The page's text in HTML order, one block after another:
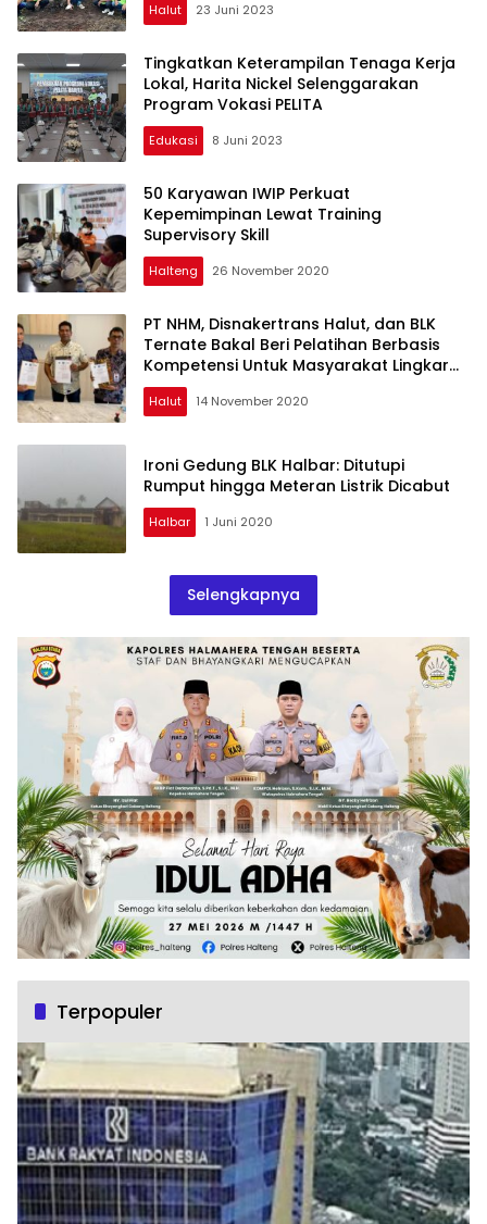
Halut 23 Juni 2023
Tingkatkan Keterampilan Tenaga Kerja
Lokal, Harita Nickel Selenggarakan
Program Vokasi PELITA
Edukasi 8 Juni 2023
50 Karyawan IWIP Perkuat
Kepemimpinan Lewat Training
Supervisory Skill
Halteng 26 November 2020
PT NHM, Disnakertrans Halut, dan BLK
Ternate Bakal Beri Pelatihan Berbasis
Kompetensi Untuk Masyarakat Lingkar
Tambang
Halut 14 November 2020
Ironi Gedung BLK Halbar: Ditutupi
Rumput hingga Meteran Listrik Dicabut
Halbar 1 Juni 2020
Selengkapnya
Terpopuler